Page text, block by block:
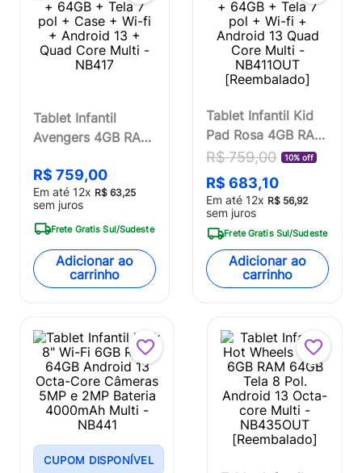
Tablet Infantil
Avengers 4GB RAM
pol + Case + Wi-fi
+ Android 13 +
Quad Core Multi -
NB417
R$ 759,00
Em até 12x R$ 63,25
sem juros
Frete Gratis Sul/Sudeste
Adicionar ao
carrinho
Tablet Infantil Kid
Pad Rosa 4GB RAM
+ 64GB + Tela 7
pol + Wi-fi +
Android 13 Quad
Core Multi -
NB411OUT
[Reembalado]
R$ 759,00 10% off
R$ 683,10
Em até 12x R$ 56,92
sem juros
Frete Gratis Sul/Sudeste
Adicionar ao
carrinho
CUPOM DISPONÍVEL